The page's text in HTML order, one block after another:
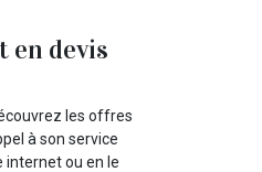
en devis
les offres
à son service
internet ou en le